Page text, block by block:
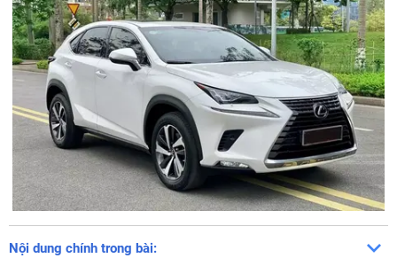
Nội dung chính trong bài: